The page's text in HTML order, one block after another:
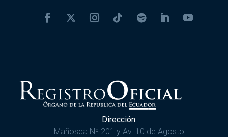
Dirección:
Mañosca Nº 201 y Av. 10 de Agosto